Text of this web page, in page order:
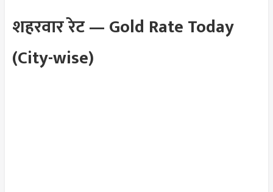
शहरवार रेट — Gold Rate Today
(City-wise)